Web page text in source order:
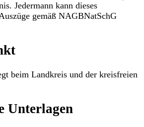
Jedermann kann dieses
gemäß NAGBNatSchG
beim Landkreis und der kreisfreien
Unterlagen